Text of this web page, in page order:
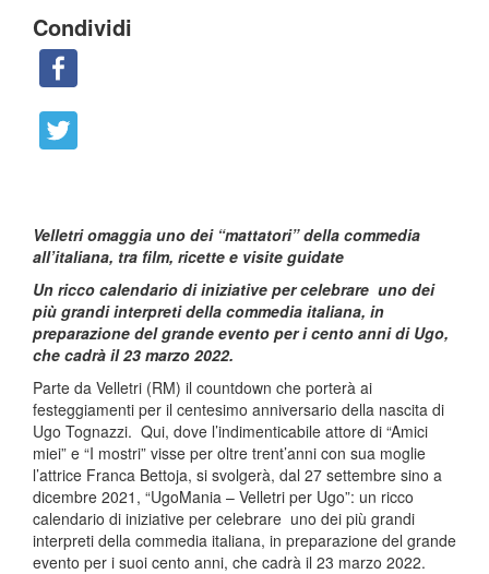
Condividi
Velletri omaggia uno dei “mattatori” della commedia
all’italiana, tra film, ricette e visite guidate
Un ricco calendario di iniziative per celebrare uno dei
più grandi interpreti della commedia italiana, in
preparazione del grande evento per i cento anni di Ugo,
che cadrà il 23 marzo 2022.
Parte da Velletri (RM) il countdown che porterà ai
festeggiamenti per il centesimo anniversario della nascita di
Ugo Tognazzi. Qui, dove l’indimenticabile attore di “Amici
miei” e “I mostri” visse per oltre trent’anni con sua moglie
l’attrice Franca Bettoja, si svolgerà, dal 27 settembre sino a
dicembre 2021, “UgoMania – Velletri per Ugo”: un ricco
calendario di iniziative per celebrare uno dei più grandi
interpreti della commedia italiana, in preparazione del grande
evento per i suoi cento anni, che cadrà il 23 marzo 2022.